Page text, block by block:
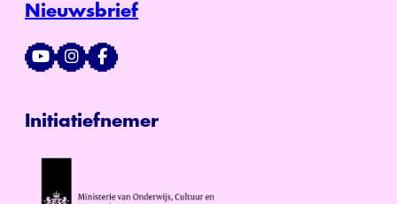
Nieuwsbrief
Initiatiefnemer